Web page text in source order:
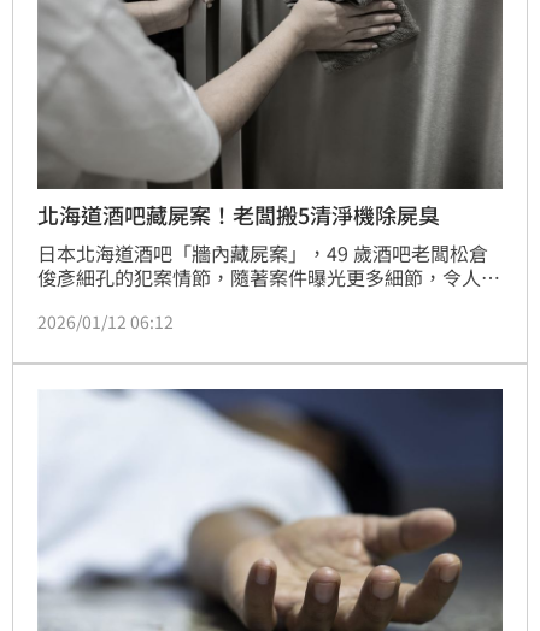
北海道酒吧藏屍案！老闆搬5清淨機除屍臭
日本北海道酒吧「牆內藏屍案」，49 歲酒吧老闆松倉
俊彥細孔的犯案情節，隨著案件曝光更多細節，令人毛
客，並將遺體封進店內牆壁。老闆竟在案發後竟若無其
異味，直到1月10日才被警方逮捕。
2026/01/12 06:12